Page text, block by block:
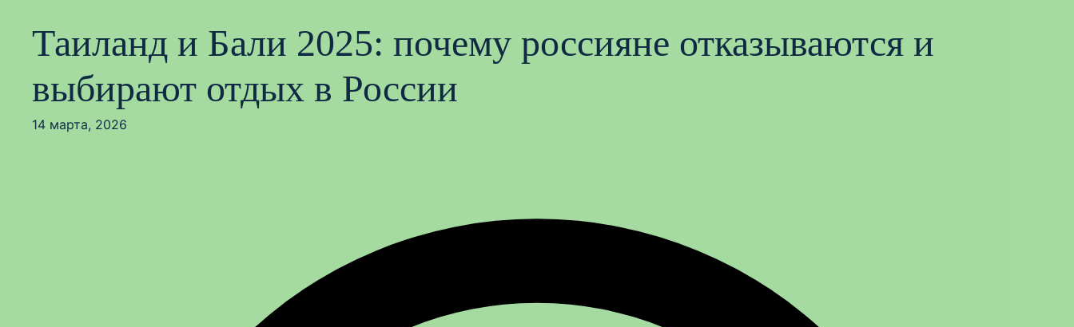
Таиланд и Бали 2025: почему россияне отказываются и
выбирают отдых в России
14 марта, 2026